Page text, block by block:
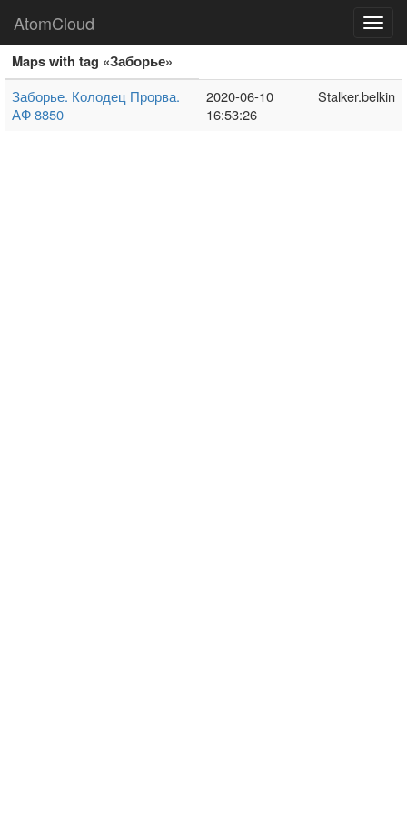
AtomCloud
Maps with tag «Заборье»
Заборье. Колодец Прорва.
АФ 8850
2020-06-10
16:53:26
Stalker.belkin